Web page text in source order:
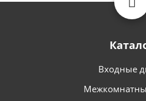
Входные